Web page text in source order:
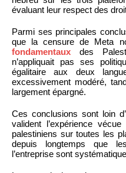
évaluant leur respect des
Parmi ses principales
que la censure de Meta
fondamentaux des
n’appliquait pas ses
égalitaire aux deux
excessivement modéré,
largement épargné.
Ces conclusions sont loin
valident l’expérience
palestiniens sur toutes les
depuis longtemps que
l’entreprise sont